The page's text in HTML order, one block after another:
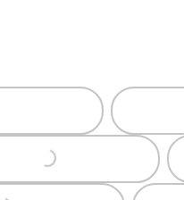
Loading...